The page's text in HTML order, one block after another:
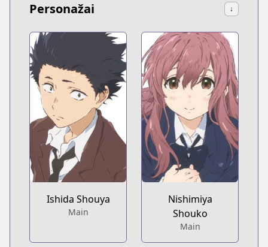
Personažai ↓
Ishida Shouya
Main
Nishimiya
Shouko
Main